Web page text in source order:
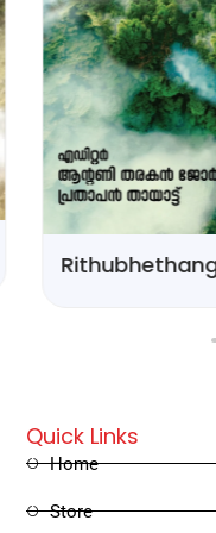
Ponnani Kissa
Quick Links
Home